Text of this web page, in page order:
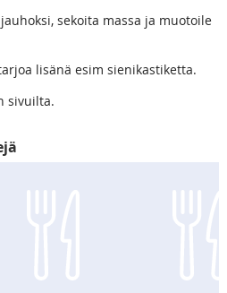
sekoita massa ja muotoile
lisänä esim sienikastiketta.
sivuilta.